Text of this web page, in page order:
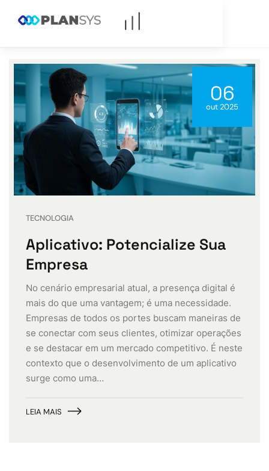
06
out 2025
TECNOLOGIA
Aplicativo: Potencialize Sua
Empresa
No cenário empresarial atual, a presença digital é
mais do que uma vantagem; é uma necessidade.
Empresas de todos os portes buscam maneiras de
se conectar com seus clientes, otimizar operações
e se destacar em um mercado competitivo. É neste
contexto que o desenvolvimento de um aplicativo
surge como uma…
LEIA MAIS